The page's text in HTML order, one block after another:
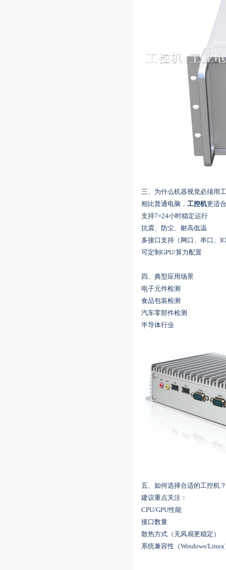
三、为什么机器视觉必须用
相比普通电脑， 工控机更适
支持7×24小时稳定运行
抗震、防尘、耐高低温
多接口支持（网口、串口、
可定制GPU/算力配置
四、典型应用场景
电子元件检测
食品包装检测
汽车零部件检测
半导体行业
五、如何选择合适的工控机？
建议重点关注：
CPU/GPU性能
接口数量
散热方式（无风扇更稳定）
系统兼容性（Windows/Linux